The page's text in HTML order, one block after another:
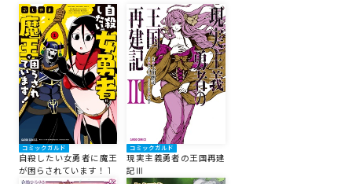
コミックガルド
自殺したい女勇者に魔王
が困らされています！ 1
コミックガルド
現実主義勇者の王国再建
記Ⅲ